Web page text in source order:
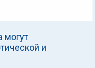
могут
и